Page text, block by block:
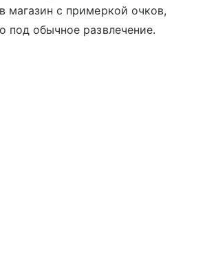
магазин с примеркой очков,
под обычное развлечение.